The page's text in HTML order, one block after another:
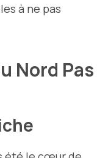
à ne pas
Nord Pas